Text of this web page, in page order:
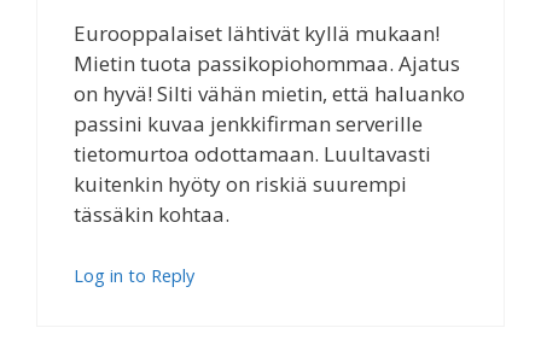
Eurooppalaiset lähtivät kyllä mukaan!
Mietin tuota passikopiohommaa. Ajatus
on hyvä! Silti vähän mietin, että haluanko
passini kuvaa jenkkifirman serverille
tietomurtoa odottamaan. Luultavasti
kuitenkin hyöty on riskiä suurempi
tässäkin kohtaa.
Log in to Reply